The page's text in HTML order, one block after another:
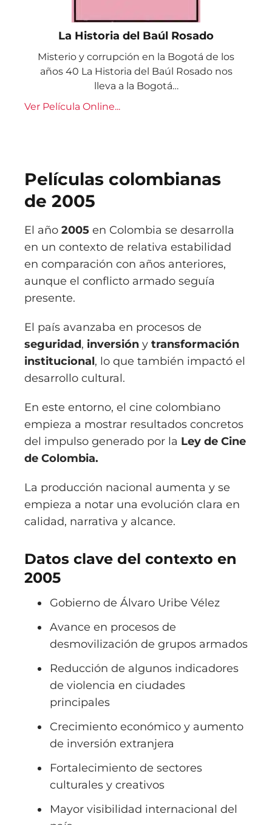
La Historia del Baúl Rosado
Misterio y corrupción en la Bogotá de los
años 40 La Historia del Baúl Rosado nos
lleva a la Bogotá…
Ver Película Online...
Películas colombianas
de 2005
El año 2005 en Colombia se desarrolla
en un contexto de relativa estabilidad
en comparación con años anteriores,
aunque el conflicto armado seguía
presente.
El país avanzaba en procesos de
seguridad, inversión y transformación
institucional, lo que también impactó el
desarrollo cultural.
En este entorno, el cine colombiano
empieza a mostrar resultados concretos
del impulso generado por la Ley de Cine
de Colombia.
La producción nacional aumenta y se
empieza a notar una evolución clara en
calidad, narrativa y alcance.
Datos clave del contexto en
2005
Gobierno de Álvaro Uribe Vélez
Avance en procesos de
desmovilización de grupos armados
Reducción de algunos indicadores
de violencia en ciudades
principales
Crecimiento económico y aumento
de inversión extranjera
Fortalecimiento de sectores
culturales y creativos
Mayor visibilidad internacional del